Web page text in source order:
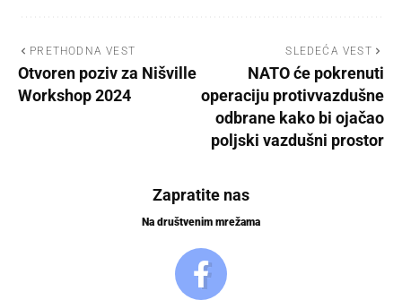
PRETHODNA VEST
Otvoren poziv za Nišville
Workshop 2024
SLEDEĆA VEST
NATO će pokrenuti
operaciju protivvazdušne
odbrane kako bi ojačao
poljski vazdušni prostor
Zapratite nas
Na društvenim mrežama